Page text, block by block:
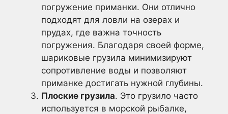
погружение приманки. Они отлично
подходят для ловли на озерах и
прудах, где важна точность
погружения. Благодаря своей форме,
шариковые грузила минимизируют
сопротивление воды и позволяют
приманке достигать нужной глубины.
Плоские грузила. Это грузило часто
используется в морской рыбалке,